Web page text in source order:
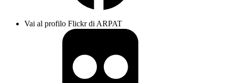
Vai al profilo Flickr di ARPAT